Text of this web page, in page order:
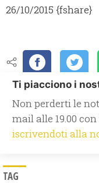
26/10/2015 {fshare}
Ti piacciono i
Non perderti le
mail alle 19.00
iscrivendoti alla
TAG